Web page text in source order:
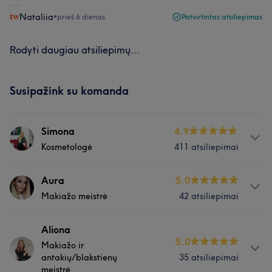
Nataliia•prieš 6 dienas Patvirtintas atsiliepimas
Rodyti daugiau atsiliepimų...
Susipažink su komanda
Simona
Kosmetologė
4.9
411 atsiliepimai
Apie
Esu kvalifikuota, sertifikuota kosmetologė-grožio estetė.
daugiau nei 12 metų. Sveika, graži oda ir natūralūs
blakstienų priauginimai.🌸
Aura
Makiažo meistrė
5.0
42 atsiliepimai
Paslaugos
Veidas Plaukai
Aliona
Makiažo ir
antakių/blakstienų
meistrė
5.0
35 atsiliepimai